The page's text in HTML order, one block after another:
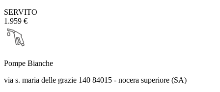
SERVITO
1.959 €
Pompe Bianche
via s. maria delle grazie 140 84015 - nocera superiore (SA)